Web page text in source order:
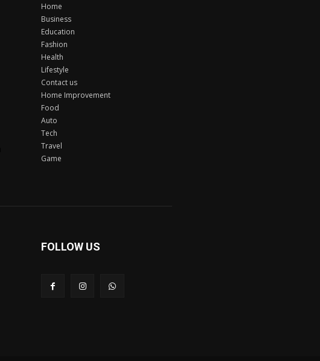
Home
Business
Education
Fashion
Health
Lifestyle
Contact us
Home Improvement
Food
Auto
Tech
Travel
Game
FOLLOW US